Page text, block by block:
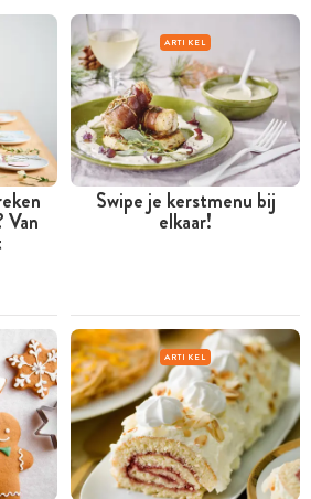
Van
ARTIKEL
Swipe je kerstmenu bij
elkaar!
ARTIKEL